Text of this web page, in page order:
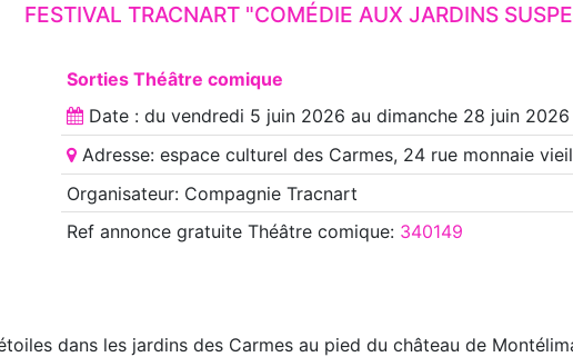
FESTIVAL TRACNART "COMÉDIE AUX JARDINS
Sorties Théâtre comique
Date : du vendredi 5 juin 2026 au dimanche 28 juin 2026
Adresse: espace culturel des Carmes, 24 rue monnaie
Organisateur: Compagnie Tracnart
Ref annoncegratuite Théâtre comique: 340149
dans les jardins des Carmes au pied du château de